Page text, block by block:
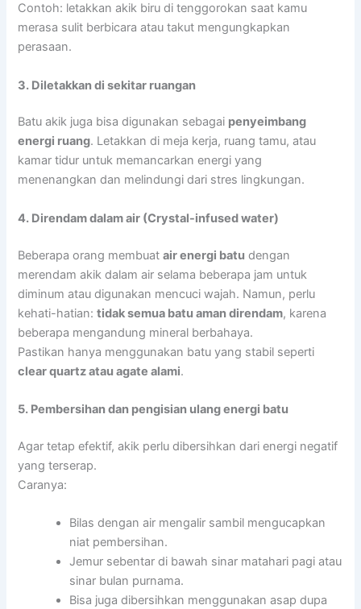
Contoh: letakkan akik biru di tenggorokan saat kamu
merasa sulit berbicara atau takut mengungkapkan
perasaan.
3. Diletakkan di sekitar ruangan
Batu akik juga bisa digunakan sebagai penyeimbang
energi ruang. Letakkan di meja kerja, ruang tamu, atau
kamar tidur untuk memancarkan energi yang
menenangkan dan melindungi dari stres lingkungan.
4. Direndam dalam air (Crystal-infused water)
Beberapa orang membuatair energi batu dengan
merendam akik dalam air selama beberapa jam untuk
diminum atau digunakan mencuci wajah. Namun, perlu
kehati-hatian:tidak semua batu aman direndam, karena
beberapa mengandung mineral berbahaya.
Pastikan hanya menggunakan batu yang stabil seperti
clear quartz atau agate alami.
5. Pembersihan dan pengisian ulang energi batu
Agar tetap efektif, akik perlu dibersihkan dari energi negatif
yang terserap.
Caranya:
Bilas dengan air mengalir sambil mengucapkan
niat pembersihan.
Jemur sebentar di bawah sinar matahari pagi atau
sinar bulan purnama.
Bisa juga dibersihkan menggunakan asap dupa